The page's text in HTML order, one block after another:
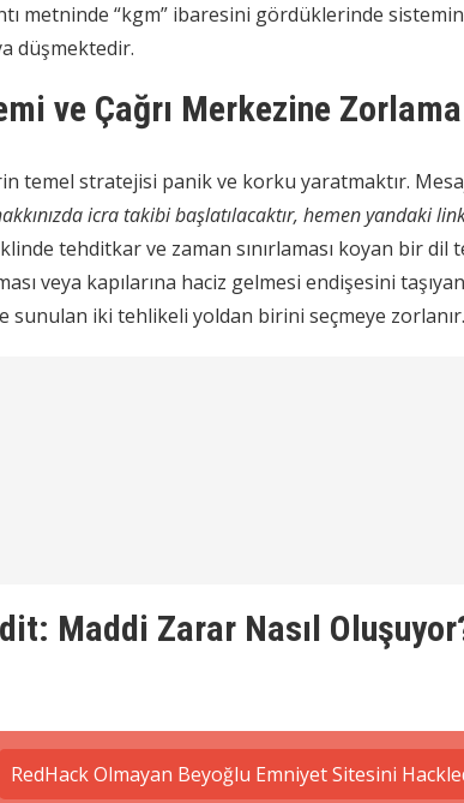
metninde “kgm” ibaresini gördüklerinde
düşmektedir.
ve Çağrı Merkezine Zorlama
temel stratejisi panik ve korku yaratmaktır.
icra takibi başlatılacaktır, hemen yandaki
tehditkar ve zaman sınırlaması koyan bir dil
veya kapılarına haciz gelmesi endişesini
sunulan iki tehlikeli yoldan birini seçmeye zorlanır.
Maddi Zarar Nasıl
RedHack Olmayan Beyoğlu Emniyet Sitesini